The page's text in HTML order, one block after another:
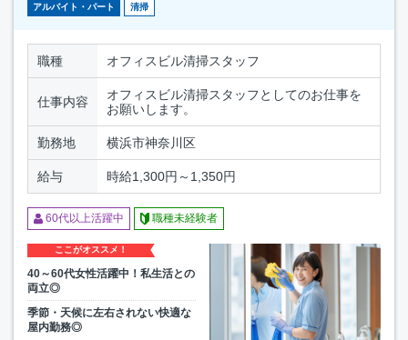
アルバイト・パート 清掃
職種 オフィスビル清掃スタッフ
仕事内容
オフィスビル清掃スタッフとしてのお仕事を
お願いします。
勤務地 横浜市神奈川区
給与 時給1,300円～1,350円
60代以上活躍中 職種未経験者
ここがオススメ！
40～60代女性活躍中！私生活との
両立◎
季節・天候に左右されない快適な
屋内勤務◎